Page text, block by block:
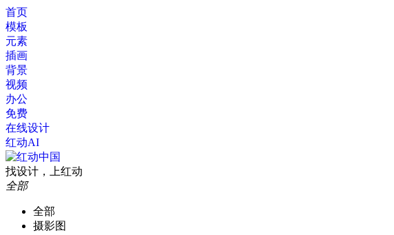
首页
模板
元素
插画
背景
视频
办公
免费
在线设计
红动AI
找设计，上红动
全部
全部
摄影图